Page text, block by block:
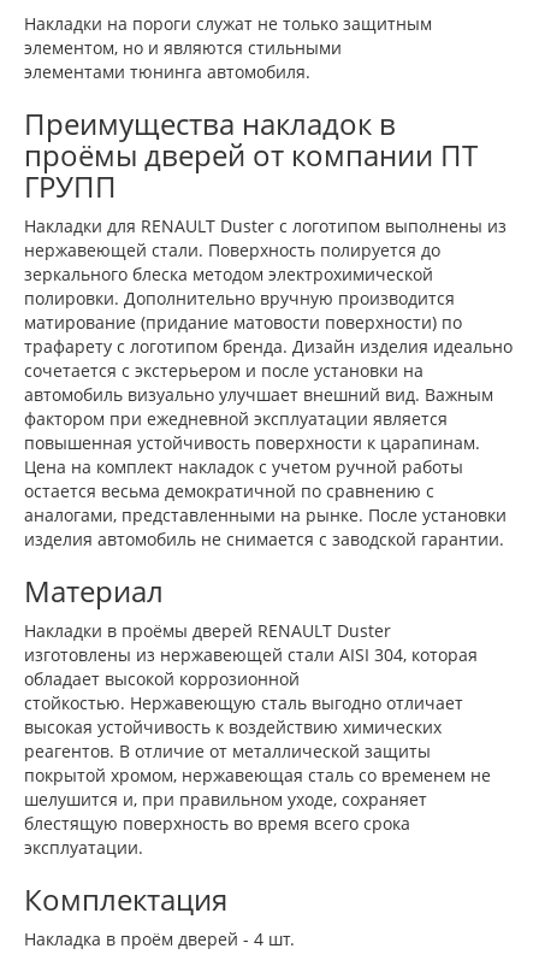
Накладки на пороги служат не только защитным
элементом, но и являются стильными
элементами тюнинга автомобиля.
Преимущества накладок в
проёмы дверей от компании ПТ
ГРУПП
Накладки для RENAULT Duster с логотипом выполнены из
нержавеющей стали. Поверхность полируется до
зеркального блеска методом электрохимической
полировки. Дополнительно вручную производится
матирование (придание матовости поверхности) по
трафарету c логотипом бренда. Дизайн изделия идеально
сочетается с экстерьером и после установки на
автомобиль визуально улучшает внешний вид. Важным
фактором при ежедневной эксплуатации является
повышенная устойчивость поверхности к царапинам.
Цена на комплект накладок с учетом ручной работы
остается весьма демократичной по сравнению с
аналогами, представленными на рынке. После установки
изделия автомобиль не снимается с заводской гарантии.
Материал
Накладки в проёмы дверей RENAULT Duster
изготовлены из нержавеющей стали AISI 304, которая
обладает высокой коррозионной
стойкостью. Нержавеющую сталь выгодно отличает
высокая устойчивость к воздействию химических
реагентов. В отличие от металлической защиты
покрытой хромом, нержавеющая сталь со временем не
шелушится и, при правильном уходе, сохраняет
блестящую поверхность во время всего срока
эксплуатации.
Комплектация
Накладка в проём дверей - 4 шт.